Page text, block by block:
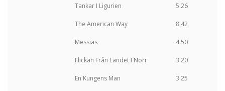
Tankar I Ligurien 5:26
The American Way 8:42
Messias 4:50
Flickan Från Landet I Norr 3:20
En Kungens Man 3:25